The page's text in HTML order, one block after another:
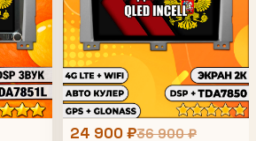
24 900 ₽36 900 ₽